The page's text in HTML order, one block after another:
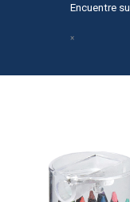
Encuentre
×